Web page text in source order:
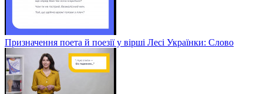
Призначення поета й поезії у вірші Лесі Українки: Слово